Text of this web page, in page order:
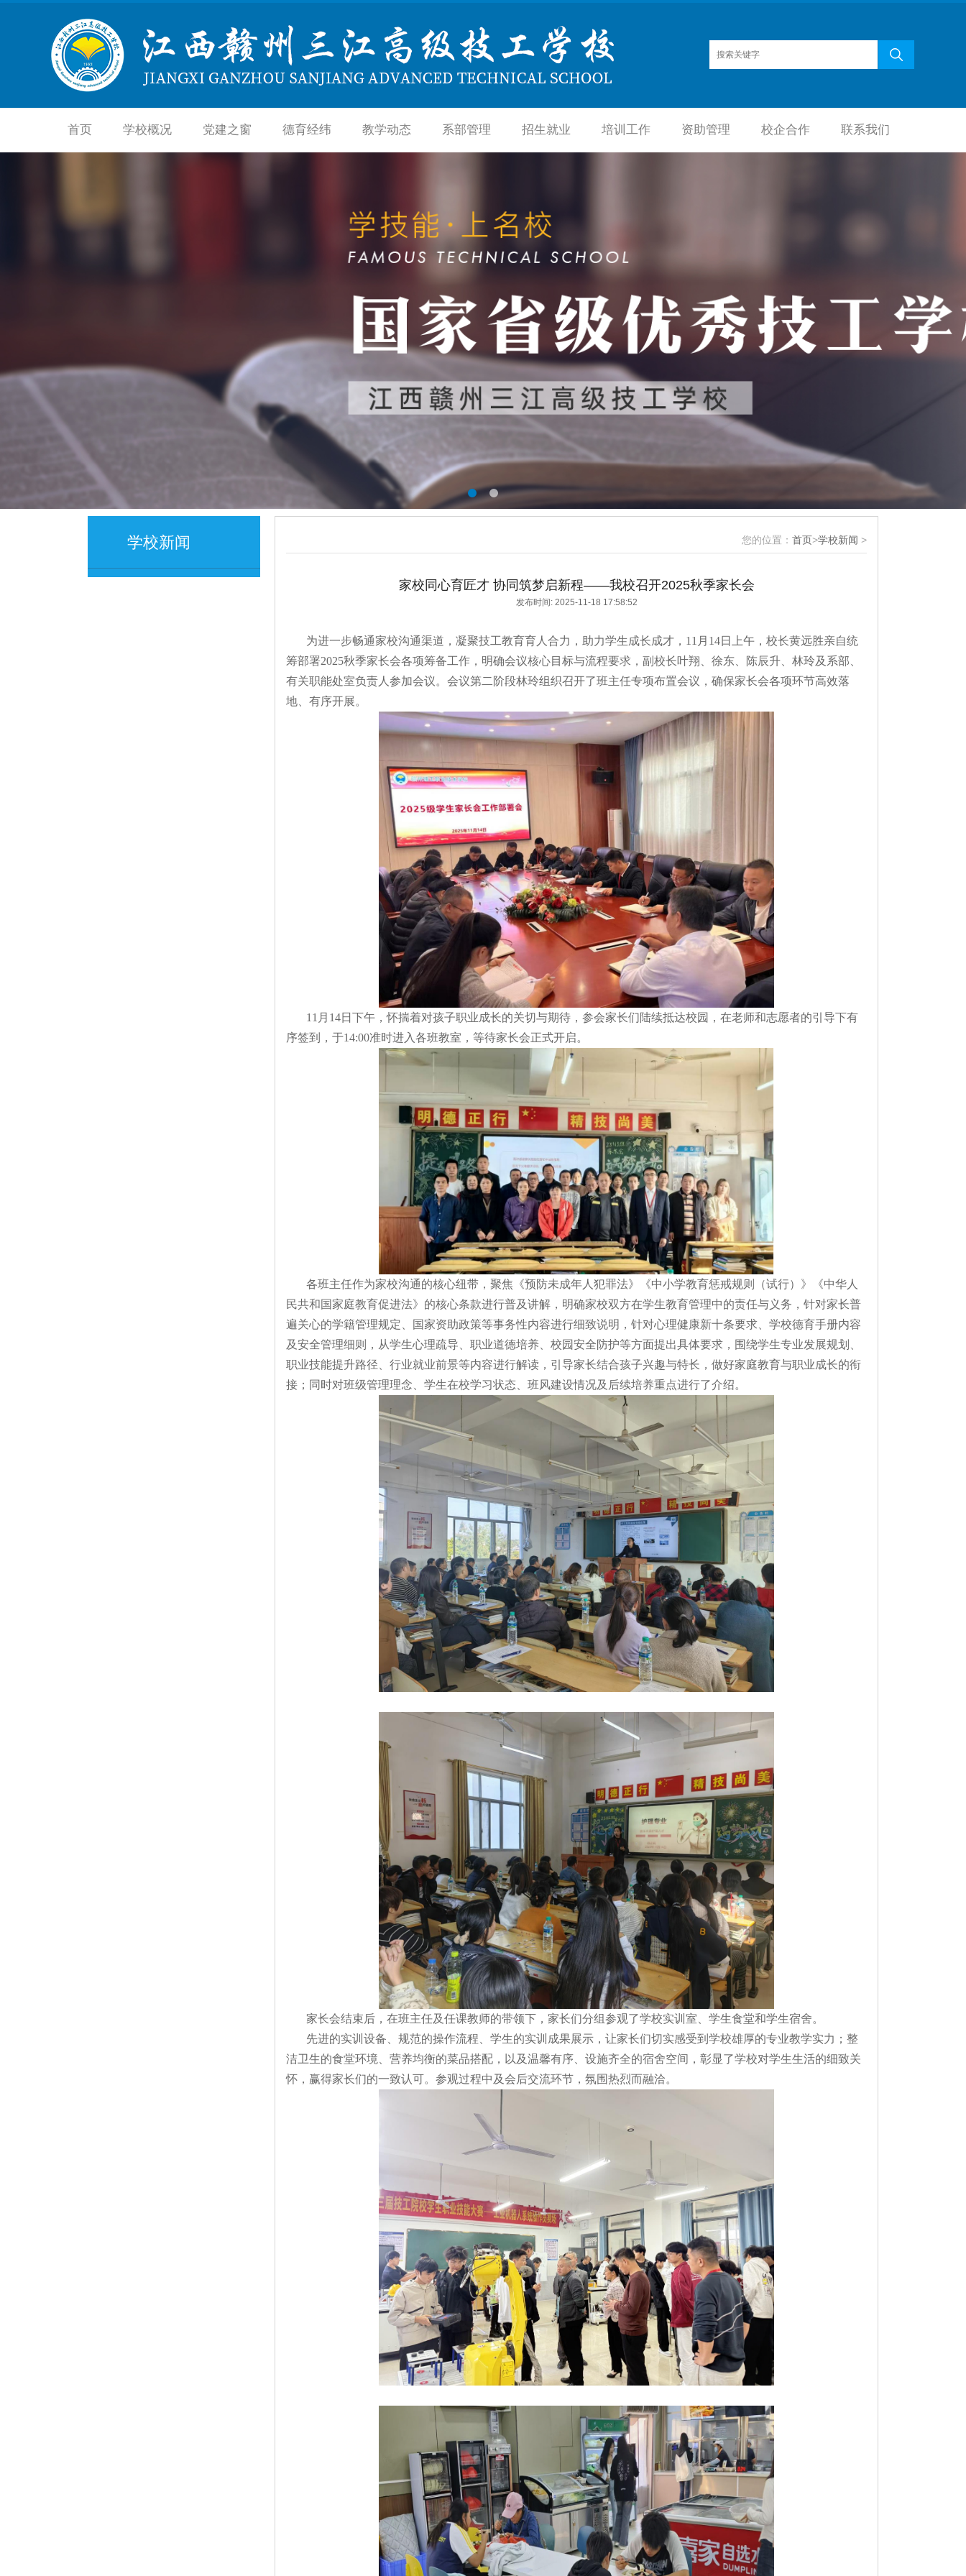
首页 学校概况 党建之窗 德育经纬 教学动态 系部管理 招生就业 培训工作 资助管理 校企合作 联系我们
学校新闻 您的位置： 首页>学校新闻 >
家校同心育匠才 协同筑梦启新程——我校召开2025秋季家长会
发布时间: 2025-11-18 17:58:52
为进一步畅通家校沟通渠道，凝聚技工教育育人合力，助力学生成长成才，11月14日上午，校长黄远胜亲自统
筹部署2025秋季家长会各项筹备工作，明确会议核心目标与流程要求，副校长叶翔、徐东、陈辰升、林玲及系部、
有关职能处室负责人参加会议。会议第二阶段林玲组织召开了班主任专项布置会议，确保家长会各项环节高效落
地、有序开展。
11月14日下午，怀揣着对孩子职业成长的关切与期待，参会家长们陆续抵达校园，在老师和志愿者的引导下有
序签到，于14:00准时进入各班教室，等待家长会正式开启。
各班主任作为家校沟通的核心纽带，聚焦《预防未成年人犯罪法》《中小学教育惩戒规则（试行）》《中华人
民共和国家庭教育促进法》的核心条款进行普及讲解，明确家校双方在学生教育管理中的责任与义务，针对家长普
遍关心的学籍管理规定、国家资助政策等事务性内容进行细致说明，针对心理健康新十条要求、学校德育手册内容
及安全管理细则，从学生心理疏导、职业道德培养、校园安全防护等方面提出具体要求，围绕学生专业发展规划、
职业技能提升路径、行业就业前景等内容进行解读，引导家长结合孩子兴趣与特长，做好家庭教育与职业成长的衔
接；同时对班级管理理念、学生在校学习状态、班风建设情况及后续培养重点进行了介绍。
家长会结束后，在班主任及任课教师的带领下，家长们分组参观了学校实训室、学生食堂和学生宿舍。
先进的实训设备、规范的操作流程、学生的实训成果展示，让家长们切实感受到学校雄厚的专业教学实力；整
洁卫生的食堂环境、营养均衡的菜品搭配，以及温馨有序、设施齐全的宿舍空间，彰显了学校对学生生活的细致关
怀，赢得家长们的一致认可。参观过程中及会后交流环节，氛围热烈而融洽。